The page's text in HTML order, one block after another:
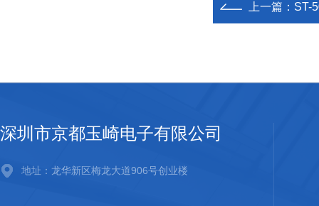
上一篇： ST-
深圳市京都玉崎电子有限公司
地址：龙华新区梅龙大道906号创业楼